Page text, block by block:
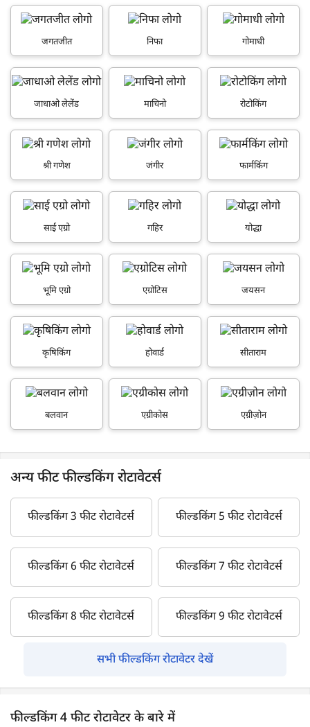
जगतजीत निफा गोमाधी
जाधाओ लेलेंड माचिनो रोटोकिंग
श्री गणेश जंगीर फार्मकिंग
साई एग्रो गहिर योद्धा
भूमि एग्रो एग्रोटिस जयसन
कृषिकिंग होवार्ड सीताराम
बलवान एग्रीकोस एग्रीज़ोन
अन्य फीट फील्डकिंग रोटावेटर्स
फील्डकिंग 3 फीट रोटावेटर्स फील्डकिंग 5 फीट रोटावेटर्स
फील्डकिंग 6 फीट रोटावेटर्स फील्डकिंग 7 फीट रोटावेटर्स
फील्डकिंग 8 फीट रोटावेटर्स फील्डकिंग 9 फीट रोटावेटर्स
सभी फील्डकिंग रोटावेटर देखें
फील्डकिंग 4 फीट रोटावेटर के बारे में